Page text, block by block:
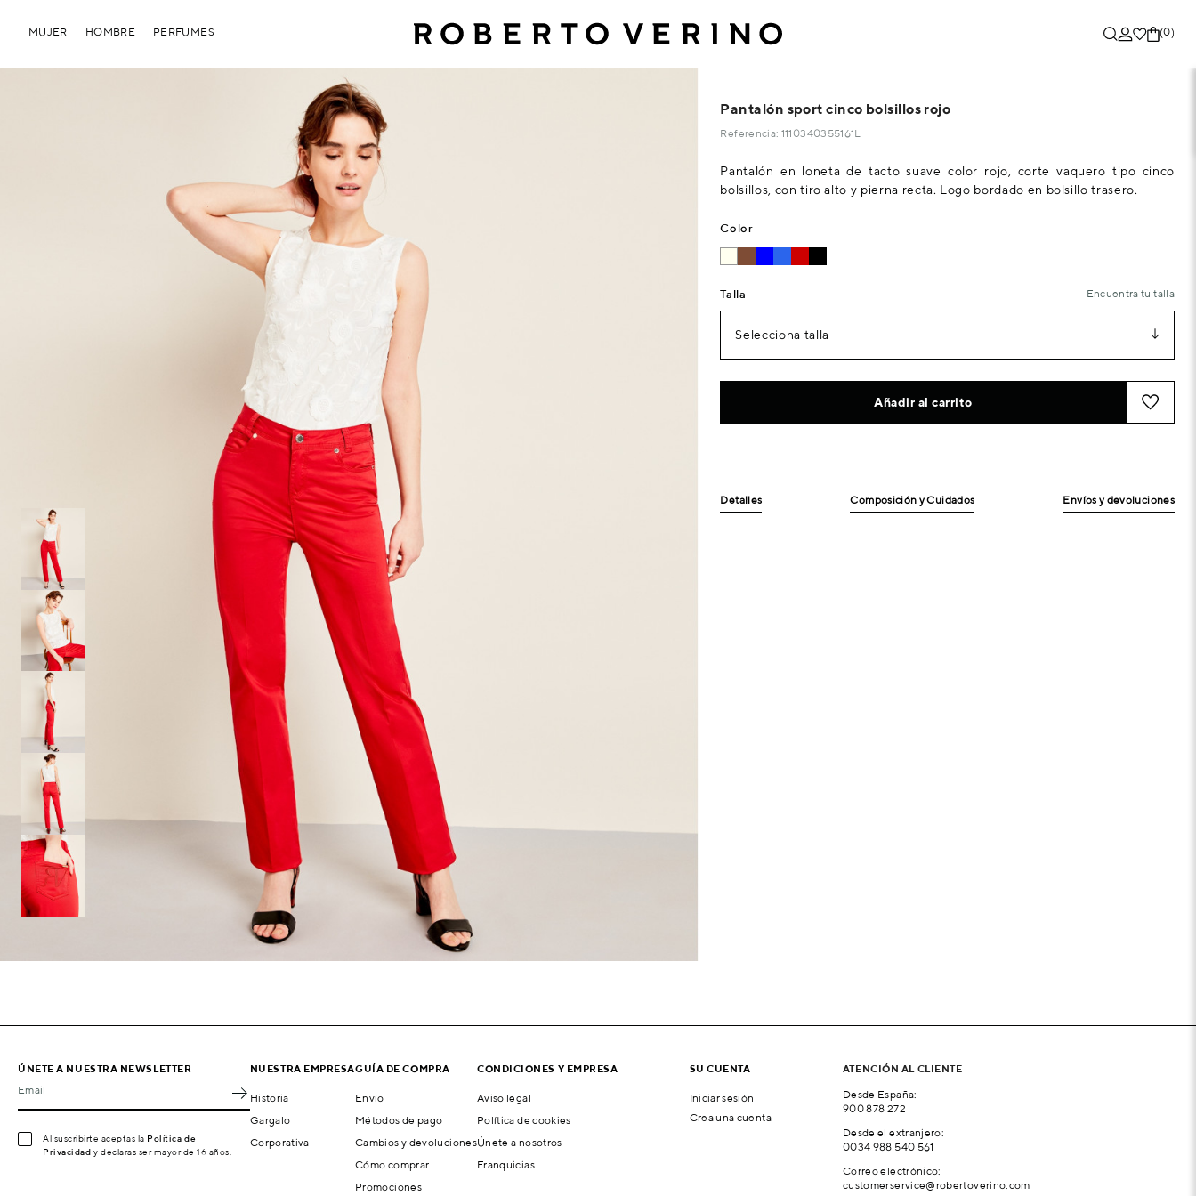
(0)
MUJER HOMBRE PERFUMES
Pantalón sport cinco bolsillos rojo
Referencia: 1110340355161L
Pantalón en loneta de tacto suave color rojo, corte vaquero tipo cinco
bolsillos, con tiro alto y pierna recta. Logo bordado en bolsillo trasero.
Color
Talla Encuentra tu talla
Selecciona talla
Añadir al carrito
Detalles Composición y Cuidados Envíos y devoluciones
ÚNETE A NUESTRA NEWSLETTER
Email
Al suscribirte aceptas la Política de
Privacidad y declaras ser mayor de 16 años.
NUESTRA EMPRESA
Historia
Gargalo
Corporativa
GUÍA DE COMPRA
Envío
Métodos de pago
Cambios y devoluciones
Cómo comprar
Promociones
CONDICIONES Y EMPRESA
Aviso legal
Política de cookies
Únete a nosotros
Franquicias
SU CUENTA
Iniciar sesión
Crea una cuenta
ATENCIÓN AL CLIENTE
Desde España:
900 878 272
Desde el extranjero:
0034 988 540 561
Correo electrónico:
customerservice@robertoverino.com